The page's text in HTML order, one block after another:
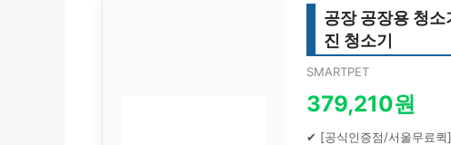
공장 공장용 청
진 청소기
SMARTPET
379,210원
✔ [공식인증점/서울무료